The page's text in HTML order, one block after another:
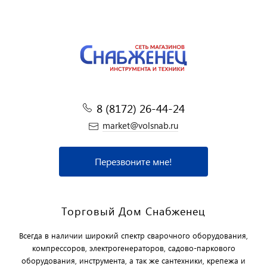
8 (8172) 26-44-24
market@volsnab.ru
Перезвоните мне!
Торговый Дом Снабженец
Всегда в наличии широкий спектр сварочного оборудования,
компрессоров, электрогенераторов, садово-паркового
оборудования, инструмента, а так же сантехники, крепежа и